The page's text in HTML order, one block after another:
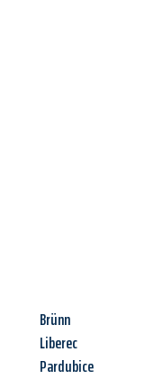
Brünn
Liberec
Pardubice